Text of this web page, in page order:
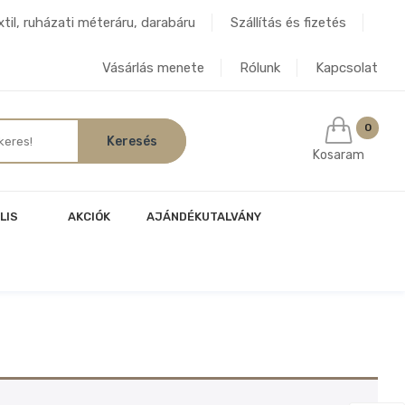
ruházati méteráru, darabáru Szállítás és fizetés
Vásárlás menete Rólunk Kapcsolat
0
Kosaram
AKCIÓK AJÁNDÉKUTALVÁNY